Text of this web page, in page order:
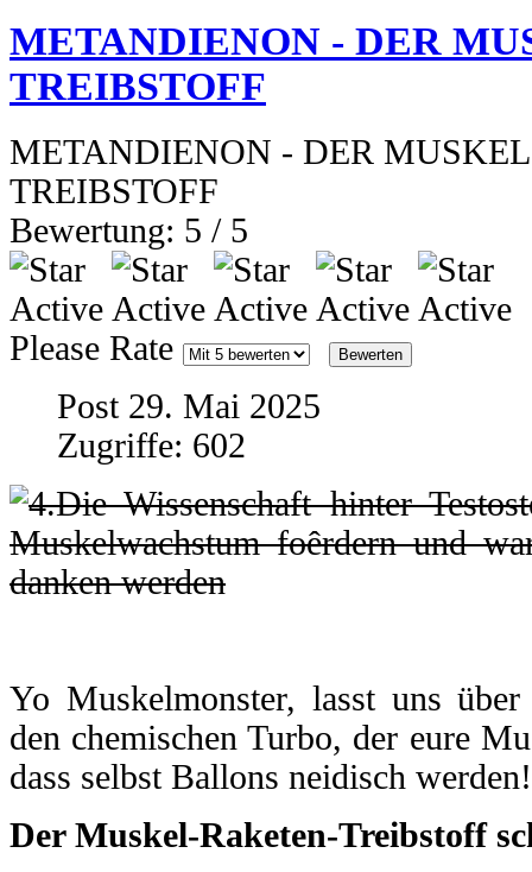
METANDIENON - DER
TREIBSTOFF
METANDIENON - DER
TREIBSTOFF
Bewertung: 5 / 5
Please Rate
Post 29. Mai 2025
Zugriffe: 602
Yo Muskelmonster, lasst uns
den chemischen Turbo, der eure
dass selbst Ballons neidisch werden!
Der Muskel-Raketen-Treibstoff